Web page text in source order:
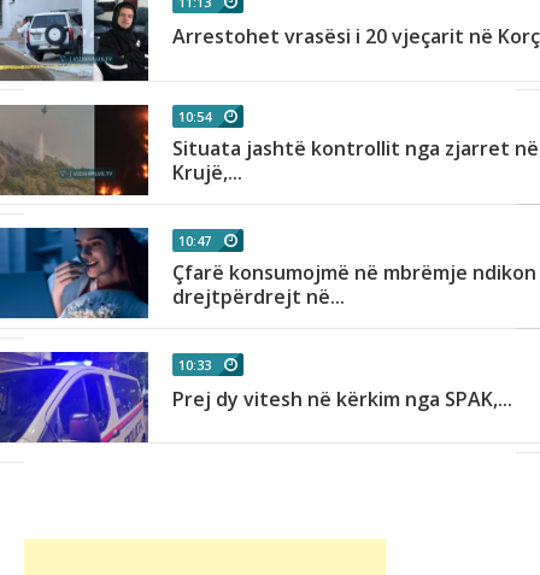
Arrestohet vrasësi i 20 vjeçarit në
10:54
Situata jashtë kontrollit nga zjarret në
Krujë,...
10:47
Çfarë konsumojmë në mbrëmje ndikon
drejtpërdrejt në...
10:33
Prej dy vitesh në kërkim nga SPAK,...